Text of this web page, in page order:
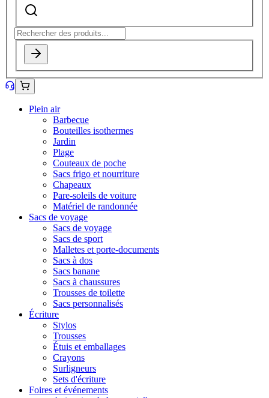
Plein air
Barbecue
Bouteilles isothermes
Jardin
Plage
Couteaux de poche
Sacs frigo et nourriture
Chapeaux
Pare-soleils de voiture
Matériel de randonnée
Sacs de voyage
Sacs de voyage
Sacs de sport
Malletes et porte-documents
Sacs à dos
Sacs banane
Sacs à chaussures
Trousses de toilette
Sacs personnalisés
Écriture
Stylos
Trousses
Étuis et emballages
Crayons
Surligneurs
Sets d'écriture
Foires et événements